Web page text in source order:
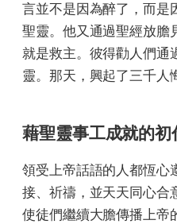
言並不是因為醉了，而是
聖靈。他又通過聖經放膽
就是救主。彼得勸人們通
靈。那天，興起了三千人
藉聖靈事工成就的
領受上帝話語的人都恆心
接、祈禱，並天天同心合
使徒們繼續大膽傳播上帝